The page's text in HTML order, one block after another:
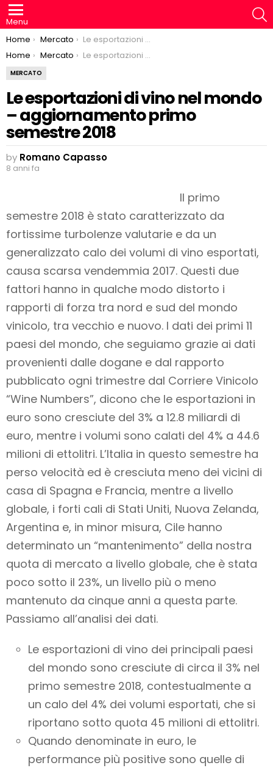
Menu
You are here:
Home Mercato
Le esportazioni di vino nel mondo – aggiornamento primo semestre 2018
You are here:
Home Mercato Le esportazioni di vino nel mondo – aggiornamento primo semestre 2018
MERCATO
Le esportazioni di vino nel mondo
– aggiornamento primo
semestre 2018
by Romano Capasso
8 anni fa
Il primo
semestre 2018 è stato caratterizzato da
fortissime turbolenze valutarie e da un
generalizzato calo dei volumi di vino esportati,
causa scarsa vendemmia 2017. Questi due
fattori hanno in qualche modo distorto i
rapporti di forza tra nord e sud del mondo
vinicolo, tra vecchio e nuovo. I dati dei primi 11
paesi del mondo, che seguiamo grazie ai dati
provenienti dalle dogane e dal rapporto
pubblicato ogni trimestre dal Corriere Vinicolo
“Wine Numbers”, dicono che le esportazioni in
euro sono cresciute del 3% a 12.8 miliardi di
euro, mentre i volumi sono calati del 4% a 44.6
milioni di ettolitri. L’Italia in questo semestre ha
perso velocità ed è cresciuta meno dei vicini di
casa di Spagna e Francia, mentre a livello
globale, i forti cali di Stati Uniti, Nuova Zelanda,
Argentina e, in minor misura, Cile hanno
determinato un “mantenimento” della nostra
quota di mercato a livello globale, che è stata
poco sotto il 23%, un livello più o meno
mantenuto da cinque anni a questa parte.
Passiamo all’analisi dei dati.
Le esportazioni di vino dei principali paesi
del mondo sono cresciute di circa il 3% nel
primo semestre 2018, contestualmente a
un calo del 4% dei volumi esportati, che si
riportano sotto quota 45 milioni di ettolitri.
Quando denominate in euro, le
performance più positive sono quelle di